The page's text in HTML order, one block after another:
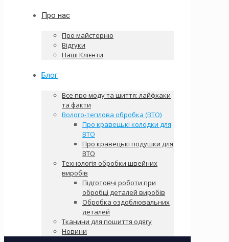
Про нас
Про майстерню
Відгуки
Наші Клієнти
Блог
Все про моду та шиття: лайфхаки
та факти
Волого-теплова обробка (ВТО)
Про кравецькі колодки для
ВТО
Про кравецькі подушки для
ВТО
Технологія обробки швейних
виробів
Підготовчі роботи при
обробці деталей виробів
Обробка оздоблювальних
деталей
Тканини для пошиття одягу
Новини